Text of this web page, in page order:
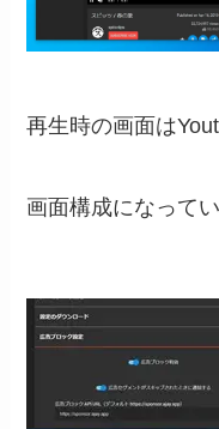
再生時の画面は
画面構成になってい